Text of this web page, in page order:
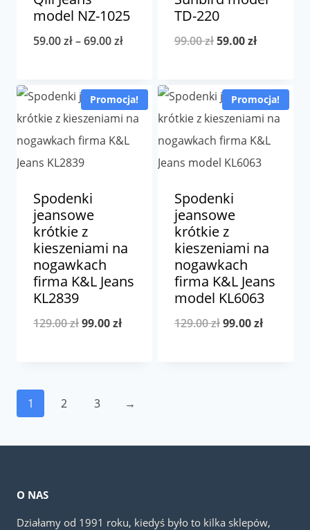
model NZ-1025
59.00zł–69.00złZakres
59.00 zł
TD-220
99.00złPierwotna
99.00 zł.
59.00złAktualna
59.00 zł.
Promocja!
Spodenki
jeansowe
krótkie z
kieszeniami na
nogawkach
firma K&L Jeans
KL2839
129.00złPierwotna
99.00złAktualna
Promocja!
Spodenki
jeansowe
krótkie z
kieszeniami na
nogawkach
firma K&L Jeans
model KL6063
129.00złPierwotna
99.00złAktualna
1
2 3 →
O NAS
Działamy od 1991 roku, kiedyś było to kilka sklepów,